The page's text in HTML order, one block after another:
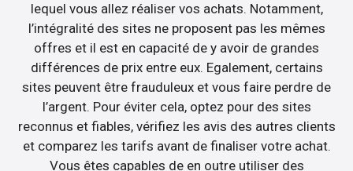
lequel vous allez réaliser vos achats. Notamment,
l’intégralité des sites ne proposent pas les mêmes
offres et il est en capacité de y avoir de grandes
différences de prix entre eux. Egalement, certains
sites peuvent être frauduleux et vous faire perdre de
l’argent. Pour éviter cela, optez pour des sites
reconnus et fiables, vérifiez les avis des autres clients
et comparez les tarifs avant de finaliser votre achat.
Vous êtes capables de en outre utiliser des